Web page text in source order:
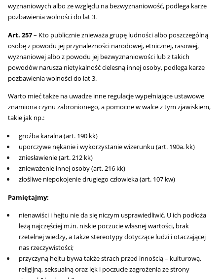
wyznaniowych albo ze względu na bezwyznaniowość, podlega karze
pozbawienia wolności do lat 3.
Art. 257– Kto publicznie znieważa grupę ludności albo poszczególną
osobę z powodu jej przynależności narodowej, etnicznej, rasowej,
wyznaniowej albo z powodu jej bezwyznaniowości lub z takich
powodów narusza nietykalność cielesną innej osoby, podlega karze
pozbawienia wolności do lat 3.
Warto mieć także na uwadze inne regulacje wypełniające ustawowe
znamiona czynu zabronionego, a pomocne w walce z tym zjawiskiem,
takie jak np.:
groźba karalna (art. 190 kk)
uporczywe nękanie i wykorzystanie wizerunku (art. 190a. kk)
zniesławienie (art. 212 kk)
znieważenie innej osoby (art. 216 kk)
złośliwe niepokojenie drugiego człowieka (art. 107 kw)
Pamiętajmy:
nienawiści i hejtu nie da się niczym usprawiedliwić. U ich podłoża
leżą najczęściej m.in. niskie poczucie własnej wartości, brak
rzetelnej wiedzy, a także stereotypy dotyczące ludzi i otaczającej
nas rzeczywistości;
przyczyną hejtu bywa także strach przed innością – kulturową,
religijną, seksualną oraz lęk i poczucie zagrożenia ze strony